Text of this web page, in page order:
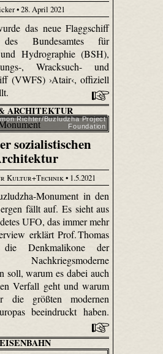
• 28. April 2021
das neue Flaggschiff
Bundesamtes für
Hydrographie (BSH),
, Wracksuch- und
(VWFS) ›Atair‹, offiziell
ARCHITEKTUR
Richter/Buzludzha Project
Foundation
sozialistischen
Kultur+Technik• 1.5.2021
Monument in den
fällt auf. Es sieht aus
UFO, das immer mehr
erklärt Prof. Thomas
Denkmalikone der
Nachkriegsmoderne
soll, warum es dabei auch
Verfall geht und warum
die größten modernen
beeindruckt haben.
EISENBAHN